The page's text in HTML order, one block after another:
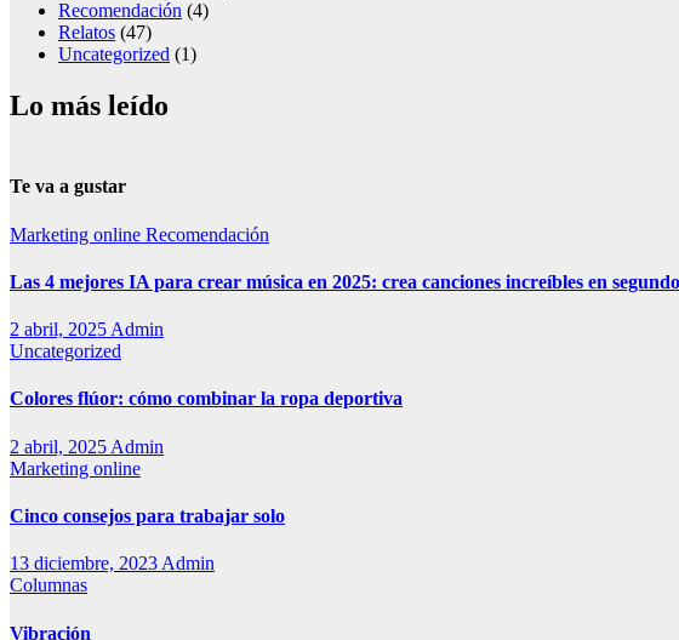
Recomendación (4)
Relatos (47)
Uncategorized (1)
Lo más leído
Te va a gustar
Marketing online Recomendación
Las 4 mejores IA para crear música en 2025: crea canciones increíbles en
2 abril, 2025 Admin
Uncategorized
Colores flúor: cómo combinar la ropa deportiva
2 abril, 2025 Admin
Marketing online
Cinco consejos para trabajar solo
13 diciembre, 2023 Admin
Columnas
Vibración